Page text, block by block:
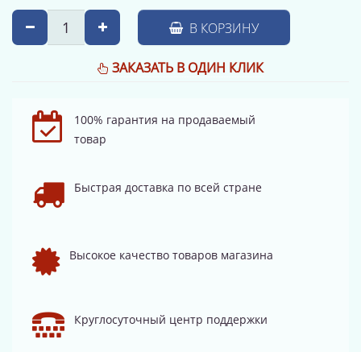
В КОРЗИНУ
ЗАКАЗАТЬ В ОДИН КЛИК
100% гарантия на продаваемый
товар
Быстрая доставка по всей стране
Высокое качество товаров магазина
Круглосуточный центр поддержки